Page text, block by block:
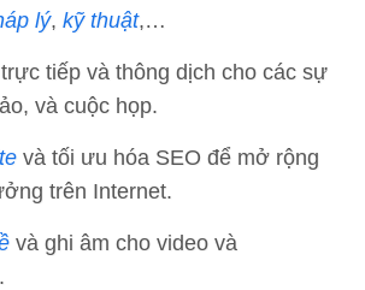
lý, kỹ thuật,…
trực tiếp và thông dịch cho các sự
và cuộc họp.
và tối ưu hóa SEO để mở rộng
trên Internet.
và ghi âm cho video và